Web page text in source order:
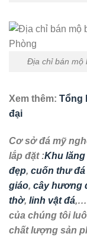
Địa chỉ bán mộ
Xem thêm: Tổng
đại
Cơ sở đá mỹ
lắp đặt :Khu lăng
đẹp, cuốn thư đá
giáo, cây hương
thờ, linh vật đá
của chúng tôi
chất lượng sản